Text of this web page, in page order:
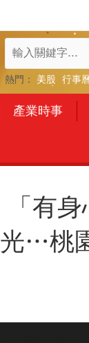
熱門： 美股 行事
產業時事
「有
光…桃